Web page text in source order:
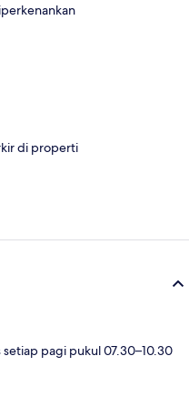
di properti
pagi pukul 07.30–10.30